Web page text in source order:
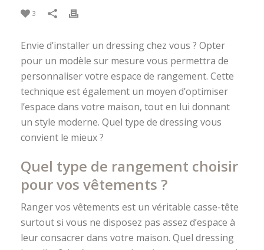
3
Envie d’installer un dressing chez vous ? Opter
pour un modèle sur mesure vous permettra de
personnaliser votre espace de rangement. Cette
technique est également un moyen d’optimiser
l’espace dans votre maison, tout en lui donnant
un style moderne. Quel type de dressing vous
convient le mieux ?
Quel type de rangement choisir
pour vos vêtements ?
Ranger vos vêtements est un véritable casse-tête
surtout si vous ne disposez pas assez d’espace à
leur consacrer dans votre maison. Quel dressing